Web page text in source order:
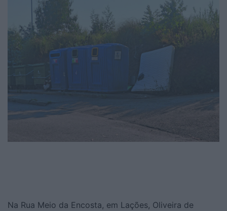
Na Rua Meio da Encosta, em Lações, Oliveira de